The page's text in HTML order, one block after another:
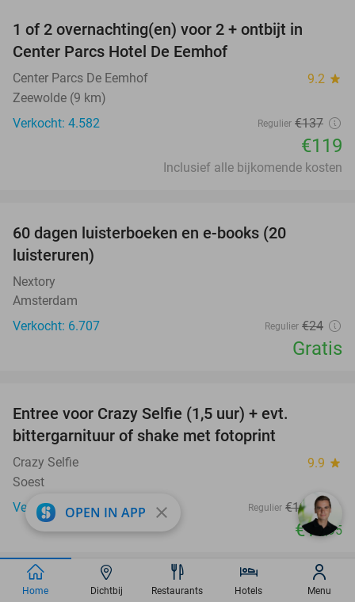
1 of 2 overnachting(en) voor 2 + ontbijt in
Center Parcs Hotel De Eemhof
Center Parcs De Eemhof 9.2 star
Zeewolde (9 km)
Verkocht: 4.582
Regulier €137
€119
Inclusief alle bijkomende kosten
60 dagen luisterboeken en e-books (20
luisteruren)
Nextory
Amsterdam
Verkocht: 6.707
Regulier €24
Gratis
Entree voor Crazy Selfie (1,5 uur) + evt.
bittergarnituur of shake met fotoprint
Crazy Selfie 9.9 star
Soest
Verkocht: 94
Regulier €19 ,95
€14,95
Kappersbehandeling naar keuze
OPEN IN APP close
Home Dichtbij Restaurants Hotels Menu